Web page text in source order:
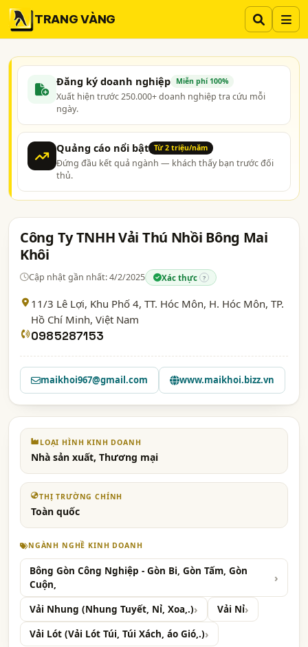
TRANG VÀNG
Đăng ký doanh nghiệp Miễn phí 100%
Xuất hiện trước 250.000+ doanh nghiệp tra cứu mỗi
ngày.
Quảng cáo nổi bật Từ 2 triệu/năm
Đứng đầu kết quả ngành — khách thấy bạn trước đối
thủ.
Công Ty TNHH Vải Thú Nhồi Bông Mai
Khôi
Cập nhật gần nhất: 4/2/2025 Xác thực ?
11/3 Lê Lợi, Khu Phố 4, TT. Hóc Môn, H. Hóc Môn, TP.
Hồ Chí Minh, Việt Nam
0985287153
maikhoi967@gmail.com www.maikhoi.bizz.vn
LOẠI HÌNH KINH DOANH
Nhà sản xuất, Thương mại
THỊ TRƯỜNG CHÍNH
Toàn quốc
NGÀNH NGHỀ KINH DOANH
Bông Gòn Công Nghiệp - Gòn Bi, Gòn Tấm, Gòn
Cuộn,
Vải Nhung (Nhung Tuyết, Nỉ, Xoa,.)
Vải Nỉ
Vải Lót (Vải Lót Túi, Túi Xách, áo Gió,.)